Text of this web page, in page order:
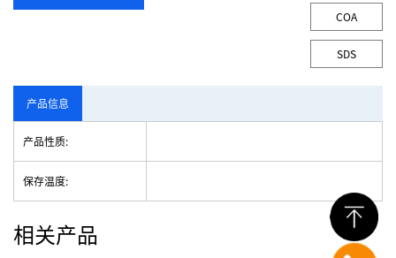
COA
SDS
产品信息
产品性质:
保存温度:
相关产品